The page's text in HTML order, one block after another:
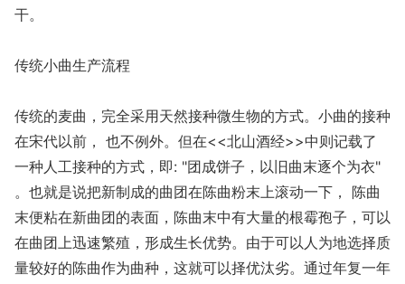
干。
传统小曲生产流程
传统的麦曲，完全采用天然接种微生物的方式。小曲的接种
在宋代以前， 也不例外。但在<<北山酒经>>中则记载了
一种人工接种的方式，即: "团成饼子，以旧曲末逐个为衣"
。也就是说把新制成的曲团在陈曲粉末上滚动一下， 陈曲
末便粘在新曲团的表面，陈曲末中有大量的根霉孢子，可以
在曲团上迅速繁殖，形成生长优势。由于可以人为地选择质
量较好的陈曲作为曲种，这就可以择优汰劣。通过年复一年